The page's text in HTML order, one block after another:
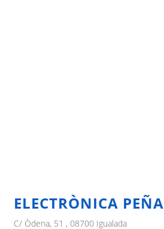
ELECTRÒNICA PEÑA
C/ Òdena, 51 , 08700 Igualada